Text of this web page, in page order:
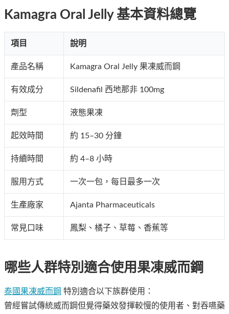
Kamagra Oral Jelly 基本資料總覽
項目 說明
產品名稱 Kamagra Oral Jelly 果凍威而鋼
有效成分 Sildenafil 西地那非 100mg
劑型 液態果凍
起效時間 約 15–30 分鐘
持續時間 約 4–8 小時
服用方式 一次一包，每日最多一次
生產廠家 Ajanta Pharmaceuticals
常見口味 鳳梨、橘子、草莓、香蕉等
哪些人群特別適合使用果凍威而鋼
泰國果凍威而鋼 特別適合以下族群使用：
曾經嘗試傳統威而鋼但覺得藥效發揮較慢的使用者、對吞嚥藥